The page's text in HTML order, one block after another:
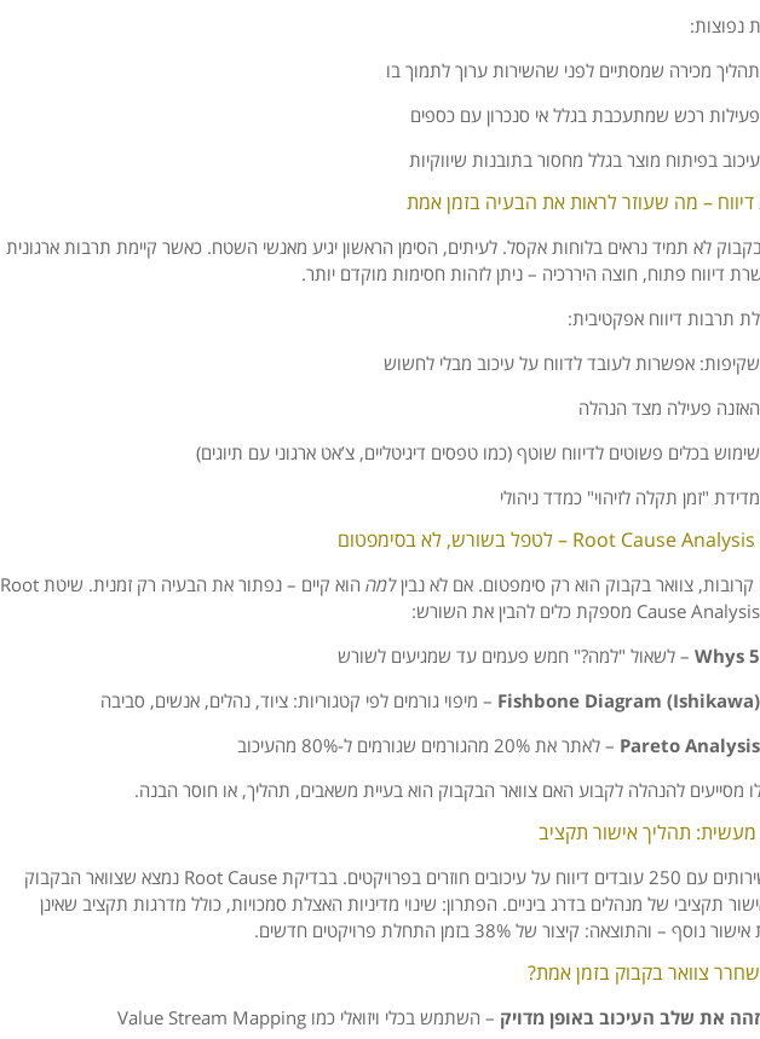
נפוצות:
תהליך מכירה שמסתייםלפני שהשירותערוךלתמוך בו
פעילות רכש שמתעכבת בגללאי סנכרוןעםכספים
עיכוב בפיתוח מוצר בגלל מחסור בתובנות שיווקיות
דיווח – מה שעוזרלראותאת הבעיהבזמןאמת
בקבוקלא תמידנראים בלוחותאקסל.לעיתים, הסימן הראשוןיגיע מאנשי השטח.כאשר קיימת תרבותארגונית
דיווח פתוח, חוצה היררכיה –ניתןלזהות חסימות מוקדםיותר.
תרבות דיווחאפקטיבית:
שקיפות:אפשרותלעובדלדווחעלעיכוב מבלילחשוש
האזנה פעילה מצד הנהלה
שימוש בכלים פשוטיםלדיווח שוטף (כמוטפסים דיגיטליים,צ’אטארגוניעם תיוגים)
מדידת "זמן תקלהלזיהוי"כמדדניהולי
Root CauseAnalysis – לטפלבשורש,לאבסימפטום
קרובות,צוואר בקבוק הוא רק סימפטום.אםלאנביןלמה הוא קיים –נפתוראת הבעיה רקזמנית. שיטתRoot
Cause מספקתכליםלהביןאת השורש:
5
Whys
–לשאול "למה?" חמש פעמיםעד שמגיעיםלשורש
Fishbone Diagram (Ishikawa)
– מיפויגורמיםלפי קטגוריות:ציוד,נהלים,אנשים, סביבה
Pareto Analysis
–לאתראת20% מהגורמים שגורמיםל-80% מהעיכוב
מסייעיםלהנהלהלקבוע האםצוואר הבקבוק הוא בעיית משאבים, תהליך,או חוסר הבנה.
מעשית: תהליךאישור תקציב
עם 250 עובדים דיווחעלעיכובים חוזרים בפרויקטים. בבדיקת Root Cause נמצא שצוואר הבקבוק
תקציבי של מנהלים בדרג ביניים. הפתרון: שינוי מדיניות האצלת סמכויות,כולל מדרגות תקציב שאינן
אישורנוסף – והתוצאה: קיצור של38% בזמן התחלת פרויקטים חדשים.
צווארבקבוקבזמןאמת?
זהה את שלב העיכובבאופןמדויק – השתמש בכלי ויזואליכמו Value Stream Mapping